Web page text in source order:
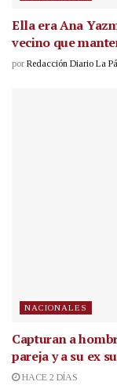
Ella era Ana
vecino que
por Redacción Diario La
NACIONALES
Capturan a
pareja y a su ex
HACE 2 DÍAS